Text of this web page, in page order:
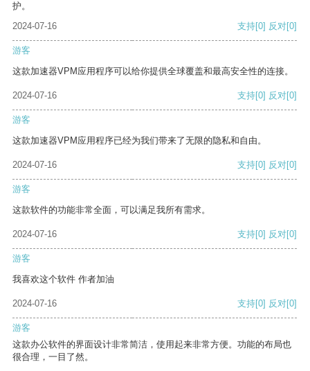
护。
2024-07-16
支持[0] 反对[0]
游客
这款加速器VPM应用程序可以给你提供全球覆盖和最高安全性的连接。
2024-07-16 支持[0] 反对[0]
游客
这款加速器VPM应用程序已经为我们带来了无限的隐私和自由。
2024-07-16 支持[0] 反对[0]
游客
这款软件的功能非常全面，可以满足我所有需求。
2024-07-16 支持[0] 反对[0]
游客
我喜欢这个软件 作者加油
2024-07-16 支持[0] 反对[0]
游客
这款办公软件的界面设计非常简洁，使用起来非常方便。功能的布局也
很合理，一目了然。